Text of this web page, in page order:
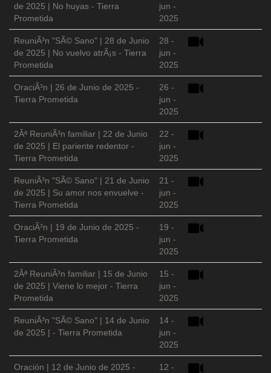
de 2025 | No huyas - Tierra
Prometida
jun -
2025
ReuniÃ³n "SÃ© Sano" | 28 de Junio
de 2025 | No vuelvo atrÃ¡s - Tierra
Prometida
28 -
jun -
2025
OraciÃ³n | 26 de Junio de 2025 -
Tierra Prometida
26 -
jun -
2025
2Âª ReuniÃ³n familiar | 22 de Junio
de 2025 | El pariente redentor -
Tierra Prometida
22 -
jun -
2025
ReuniÃ³n "SÃ© Sano" | 21 de Junio
de 2025 | Su amor nos envuelve -
Tierra Prometida
21 -
jun -
2025
OraciÃ³n | 19 de Junio de 2025 -
Tierra Prometida
19 -
jun -
2025
2Âª ReuniÃ³n familiar | 15 de Junio
de 2025 | Viene lo mejor - Tierra
Prometida
15 -
jun -
2025
ReuniÃ³n "SÃ© Sano" | 14 de Junio
de 2025 | - Tierra Prometida
14 -
jun -
2025
Oración | 12 de Junio de 2025 -
12 -